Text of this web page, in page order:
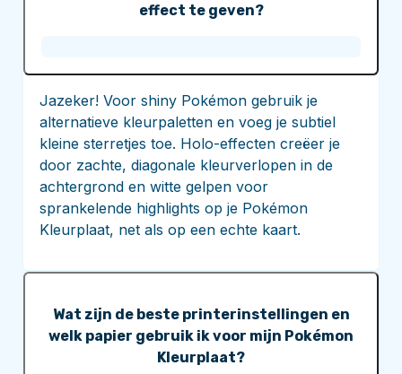
effect te geven?
Jazeker! Voor shiny Pokémon gebruik je
alternatieve kleurpaletten en voeg je subtiel
kleine sterretjes toe. Holo-effecten creëer je
door zachte, diagonale kleurverlopen in de
achtergrond en witte gelpen voor
sprankelende highlights op je Pokémon
Kleurplaat, net als op een echte kaart.
Wat zijn de beste printerinstellingen en
welk papier gebruik ik voor mijn Pokémon
Kleurplaat?